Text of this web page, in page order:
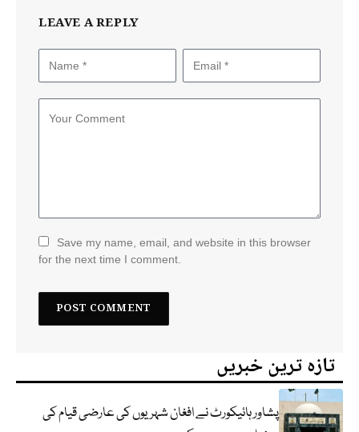
LEAVE A REPLY
Save my name, email, and website in this browser
for the next time I comment.
تازہ ترین خبریں
پشاور ہائیکورٹ نے افغان شہریوں کی عارضی قیام کی